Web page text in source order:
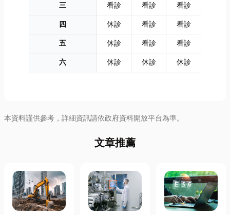
三
看診 看診
看診
四
休診 看診
看診
五
休診 看診
看診
六
休診 休診 休診
本資料謹供參考，詳細資訊請依政府資料開放平台為準。
文章推薦